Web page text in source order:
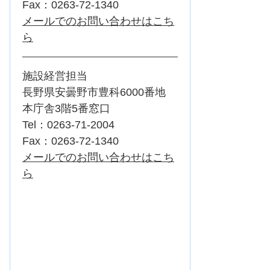
Fax：0263-72-1340
メールでのお問い合わせはこち
ら
施設経営担当
長野県安曇野市豊科6000番地
本庁舎3階5番窓口
Tel：0263-71-2004
Fax：0263-72-1340
メールでのお問い合わせはこち
ら